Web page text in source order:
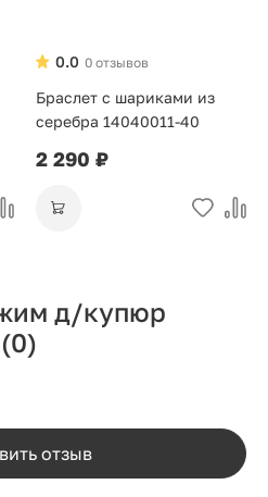
0 отзывов
0.0
Браслет с шариками из
серебра 14040011-40
2 290 ₽
д/купюр
(0)
отзыв